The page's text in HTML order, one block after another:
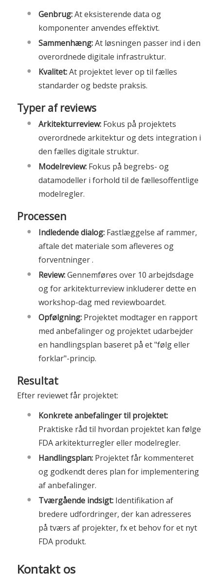
Genbrug:At eksisterende data og
komponenter anvendes effektivt.
Sammenhæng:At løsningen passer ind i den
overordnede digitale infrastruktur.
Kvalitet:At projektet lever op til fælles
standarder og bedste praksis.
Typer af reviews
Arkitekturreview: Fokus på projektets
overordnede arkitektur og dets integration i
den fælles digitale struktur.
Modelreview: Fokus på begrebs- og
datamodeller i forhold til de fællesoffentlige
modelregler.
Processen
Indledende dialog: Fastlæggelse af rammer,
aftale det materiale som afleveres og
forventninger .
Review:Gennemføres over 10 arbejdsdage
og for arkitekturreview inkluderer dette en
workshop-dag med reviewboardet.
Opfølgning: Projektet modtager en rapport
med anbefalinger og projektet udarbejder
en handlingsplan baseret på et "følg eller
forklar"-princip.
Resultat
Efter reviewet får projektet:
Konkrete anbefalinger til projektet:
Praktiske råd til hvordan projektet kan følge
FDA arkitekturregler eller modelregler.
Handlingsplan: Projektet får kommenteret
og godkendt deres plan for implementering
af anbefalinger.
Tværgående indsigt: Identifikation af
bredere udfordringer, der kan adresseres
på tværs af projekter, fx et behov for et nyt
FDA produkt.
Kontakt os